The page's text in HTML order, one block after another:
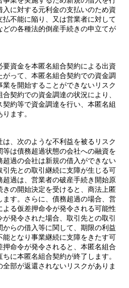
に対する元利金の支払いのため資
不能に陥り、又は営業者に対して
の各種法的倒産手続きの申立てが
資金を本匿名組合契約による出資
って、本匿名組合契約での資金調
を開始することができないリスク
契約での資金調達の状況により、
約等で資金調達を行い、本匿名組
ます。
、次のような不利益を被るリスク
は債務超過状態の会社への融資を
過の会社は新規の借入ができない
先との取引継続に支障が生じる可
過は、営業者の破産手続き開始原
の開始決定を受けると、商法上匿
す。さらに、債務超過の場合、営
る仮差押命令が発令される可能性
発令された場合、取引先との取引
らの借入等に関して、期限の利益
となり事業継続に支障をきたす可
命令が発令されると、本匿名組合
に本匿名組合契約が終了します。
部が返還されないリスクがありま